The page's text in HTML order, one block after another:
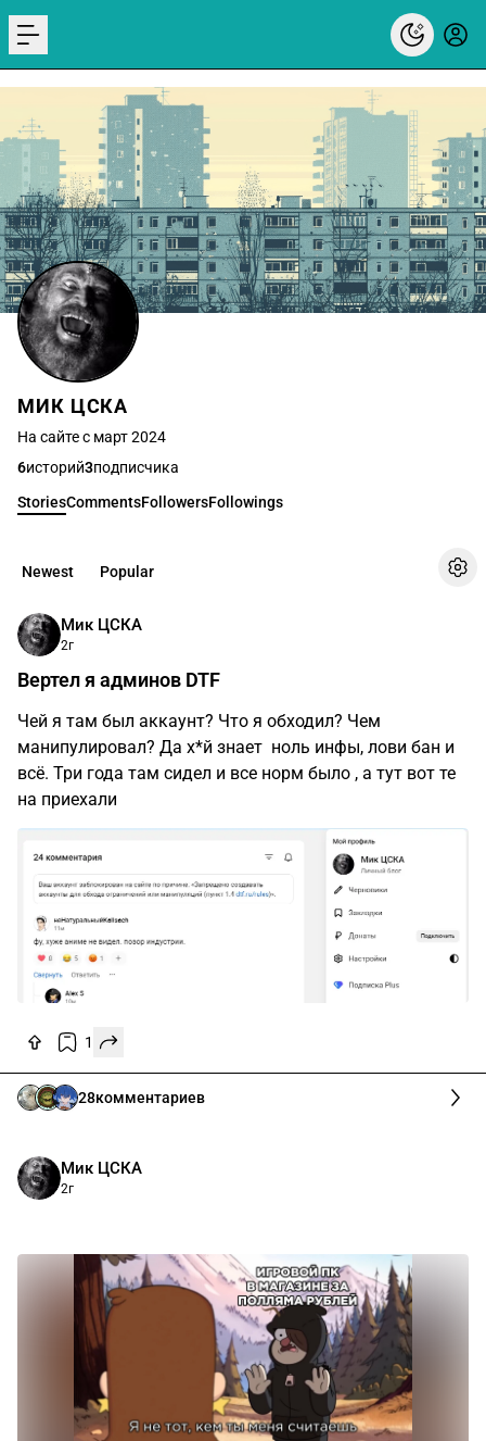
menu
МИК ЦСКА
На сайте с март 2024
6историй3подписчика
StoriesCommentsFollowersFollowings
Newest Popular
Мик ЦСКА
2г
Вертел я админов DTF
Чей я там был аккаунт? Что я обходил? Чем
манипулировал? Да х*й знает ноль инфы, лови бан и
всё. Три года там сидел и все норм было , а тут вот те
на приехали
1
28комментариев
Мик ЦСКА
2г